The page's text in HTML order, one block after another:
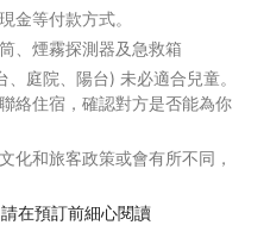
金等付款方式。
、煙霧探測器及急救箱
庭院、陽台) 未必適合兒童。
絡住宿，確認對方是否能為你
化和旅客政策或會有所不同，
在預訂前細心閱讀